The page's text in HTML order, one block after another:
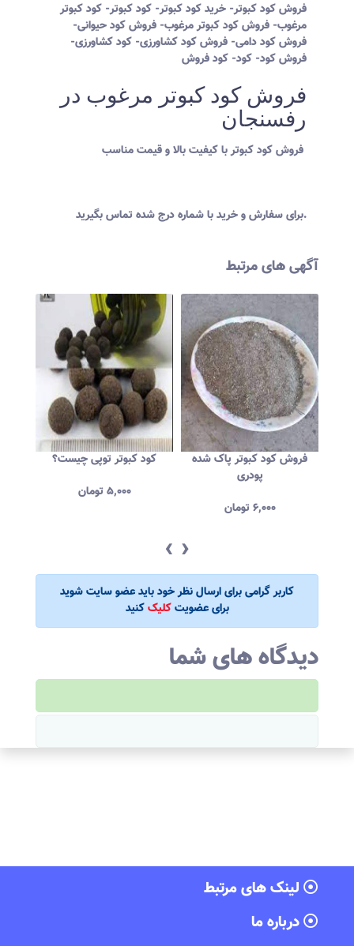
فروش کود کبوتر- خرید کود کبوتر- کود کبوتر- کود کبوتر
مرغوب- فروش کود کبوتر مرغوب- فروش کود حیوانی-
فروش کود دامی- فروش کود کشاورزی- کود کشاورزی-
فروش کود- کود- کود فروش
فروش کود کبوتر مرغوب در
رفسنجان
برای سفارش و خرید با شماره درج شده تماس بگیرید.
آگهی های مرتبط
کود کبوتر توپی چیست؟
۵,۰۰۰ تومان
فروش کود کبوتر پاک شده
پودری
۶,۰۰۰ تومان
‹ ›
کاربر گرامی برای ارسال نظر خود باید عضو سایت شوید
برای عضویتکلیککنید
دیدگاه های شما
لینک های مرتبط
درباره ما